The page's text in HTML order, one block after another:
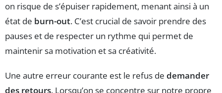
on risque de s’épuiser rapidement, menant ainsi à un
état de burn-out. C’est crucial de savoir prendre des
pauses et de respecter un rythme qui permet de
maintenir sa motivation et sa créativité.
Une autre erreur courante est le refus de demander
des retours. Lorsqu’on se concentre sur notre propre